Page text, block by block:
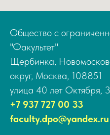
Общество с
"Факультет"
Щербинка,
округ, Москва, 108851
улица 40 лет Октября,
+7 937 727 00 33
faculty.dpo@yandex.ru